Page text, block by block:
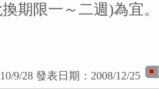
期限一～二週)為宜。
9/28 發表日期：2008/12/25